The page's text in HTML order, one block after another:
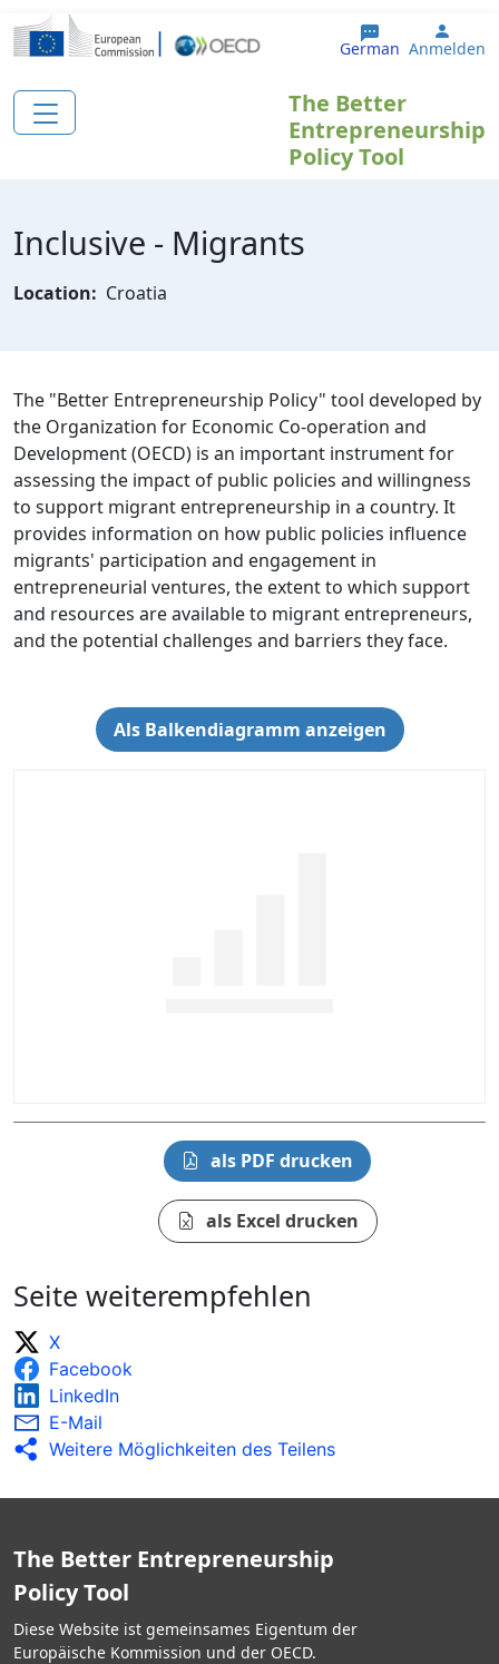
Direkt zum Inhalt
German User
Anmelden
The Better
Entrepreneurship
Policy Tool
Inclusive - Migrants
Location: Croatia
The "Better Entrepreneurship Policy" tool developed by
the Organization for Economic Co-operation and
Development (OECD) is an important instrument for
assessing the impact of public policies and willingness
to support migrant entrepreneurship in a country. It
provides information on how public policies influence
migrants' participation and engagement in
entrepreneurial ventures, the extent to which support
and resources are available to migrant entrepreneurs,
and the potential challenges and barriers they face.
Als Balkendiagramm anzeigen
als PDF drucken
als Excel drucken
Seite weiterempfehlen
X
Facebook
LinkedIn
E-Mail
Weitere Möglichkeiten des Teilens
The Better Entrepreneurship
Policy Tool
Diese Website ist gemeinsames Eigentum der
Europäische Kommission und der OECD.